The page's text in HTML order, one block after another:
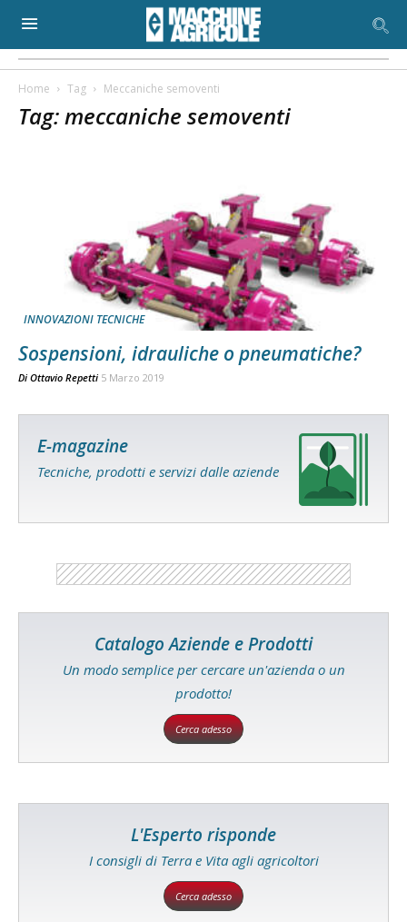
Home Tag Meccaniche semoventi
Tag: meccaniche semoventi
INNOVAZIONI TECNICHE
Sospensioni, idrauliche o pneumatiche?
Di Ottavio Repetti 5 Marzo 2019
E-magazine
Tecniche, prodotti e servizi dalle aziende
Catalogo Aziende e Prodotti
Un modo semplice per cercare un'azienda o un
prodotto!
Cerca adesso
L'Esperto risponde
I consigli di Terra e Vita agli agricoltori
Cerca adesso